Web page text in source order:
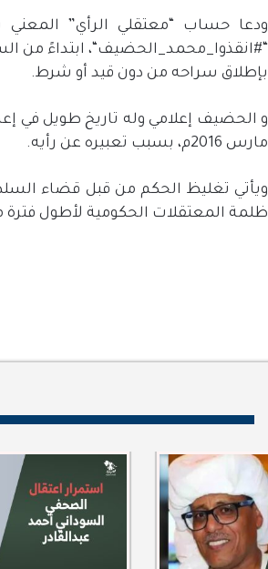
ودعا حساب “معتقلي الرأي” المعني
“#انقذوا_محمد_الحضيف
بإطلاق سراحه من دون قيد أو شرط.
و الحضيف إعلامي وله تاريخ طويل في
مارس 2016م، بسبب تعبيره عن رأيه.
ويأتي تغليظ الحكم من قبل قضاء
ظلمة المعتقلات الحكومية لأطول فترة